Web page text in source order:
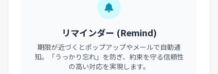
リマインダー (Remind)
期限が近づくとポップアップやメールで自動通
知。「うっかり忘れ」を防ぎ、約束を守る信頼性
の高い対応を実現します。